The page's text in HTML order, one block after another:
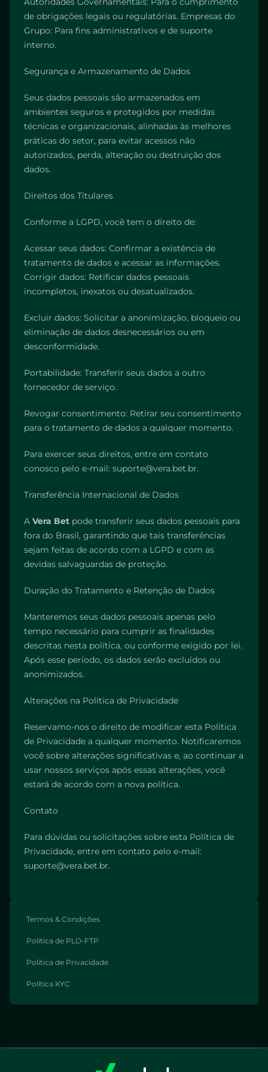
de obrigações legais ou regulatórias. Empresas do
Grupo: Para fins administrativos e de suporte
interno.
Segurança e Armazenamento de Dados
Seus dados pessoais são armazenados em
ambientes seguros e protegidos por medidas
técnicas e organizacionais, alinhadas às melhores
práticas do setor, para evitar acessos não
autorizados, perda, alteração ou destruição dos
dados.
Direitos dos Titulares
Conforme a LGPD, você tem o direito de:
Acessar seus dados: Confirmar a existência de
tratamento de dados e acessar as informações.
Corrigir dados: Retificar dados pessoais
incompletos, inexatos ou desatualizados.
Excluir dados: Solicitar a anonimização, bloqueio ou
eliminação de dados desnecessários ou em
desconformidade.
Portabilidade: Transferir seus dados a outro
fornecedor de serviço.
Revogar consentimento: Retirar seu consentimento
para o tratamento de dados a qualquer momento.
Para exercer seus direitos, entre em contato
conosco pelo e-mail: suporte@vera.bet.br.
Transferência Internacional de Dados
A Vera Bet pode transferir seus dados pessoais para
fora do Brasil, garantindo que tais transferências
sejam feitas de acordo com a LGPD e com as
devidas salvaguardas de proteção.
Duração do Tratamento e Retenção de Dados
Manteremos seus dados pessoais apenas pelo
tempo necessário para cumprir as finalidades
descritas nesta política, ou conforme exigido por lei.
Após esse período, os dados serão excluídos ou
anonimizados.
Alterações na Política de Privacidade
Reservamo-nos o direito de modificar esta Política
de Privacidade a qualquer momento. Notificaremos
você sobre alterações significativas e, ao continuar a
usar nossos serviços após essas alterações, você
estará de acordo com a nova política.
Contato
Para dúvidas ou solicitações sobre esta Política de
Privacidade, entre em contato pelo e-mail:
suporte@vera.bet.br.
Termos & Condições
Política de PLD-FTP
Política de Privacidade
Política KYC